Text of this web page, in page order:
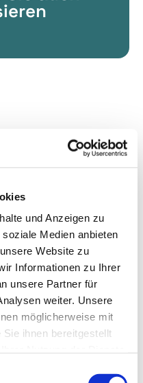
und Anzeigen zu
Medien anbieten
Website zu
Informationen zu Ihrer
unsere Partner für
weiter. Unsere
möglicherweise mit
ihnen bereitgestellt